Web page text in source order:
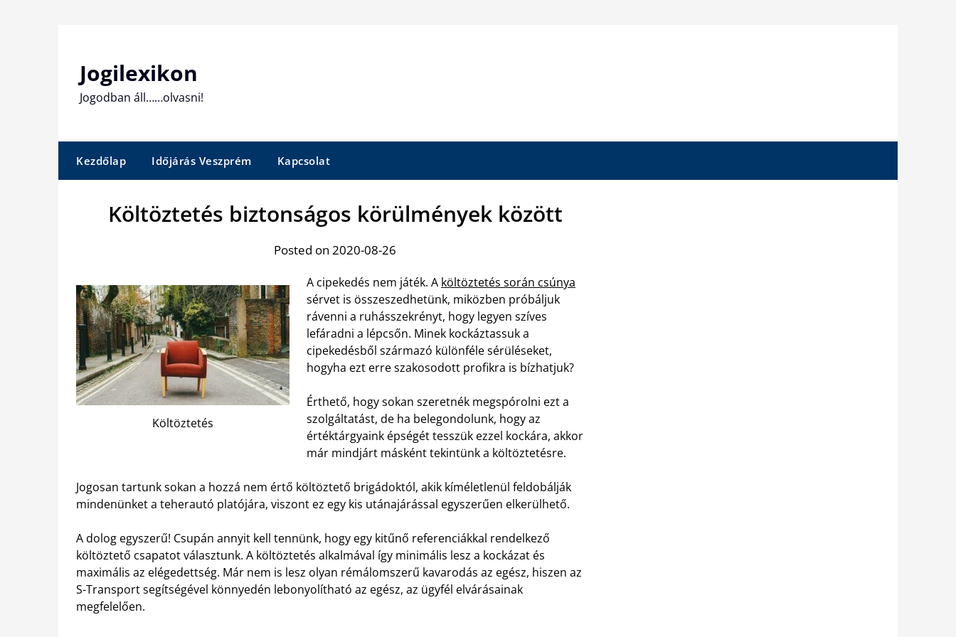
Jogilexikon
Jogodban áll……olvasni!
Kezdőlap Időjárás Veszprém Kapcsolat
Költöztetés biztonságos körülmények között
Posted on 2020-08-26
Költöztetés
A cipekedés nem játék. A költöztetés során csúnya
sérvet is összeszedhetünk, miközben próbáljuk
rávenni a ruhásszekrényt, hogy legyen szíves
lefáradni a lépcsőn. Minek kockáztassuk a
cipekedésből származó különféle sérüléseket,
hogyha ezt erre szakosodott profikra is bízhatjuk?
Érthető, hogy sokan szeretnék megspórolni ezt a
szolgáltatást, de ha belegondolunk, hogy az
értéktárgyaink épségét tesszük ezzel kockára, akkor
már mindjárt másként tekintünk a költöztetésre.
Jogosan tartunk sokan a hozzá nem értő költöztető brigádoktól, akik kíméletlenül feldobálják
mindenünket a teherautó platójára, viszont ez egy kis utánajárással egyszerűen elkerülhető.
A dolog egyszerű! Csupán annyit kell tennünk, hogy egy kitűnő referenciákkal rendelkező
költöztető csapatot választunk. A költöztetés alkalmával így minimális lesz a kockázat és
maximális az elégedettség. Már nem is lesz olyan rémálomszerű kavarodás az egész, hiszen az
S-Transport segítségével könnyedén lebonyolítható az egész, az ügyfél elvárásainak
megfelelően.